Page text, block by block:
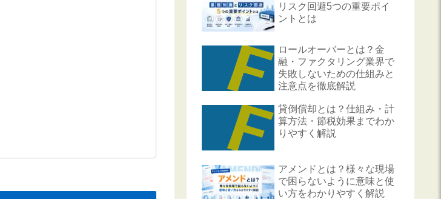
リスク回避5つの重要ポイ
ントとは
ロールオーバーとは？金
融・ファクタリング業界で
失敗しないための仕組みと
注意点を徹底解説
貸倒償却とは？仕組み・計
算方法・節税効果までわか
りやすく解説
アメンドとは？様々な現場
で困らないように意味と使
い方をわかりやすく解説